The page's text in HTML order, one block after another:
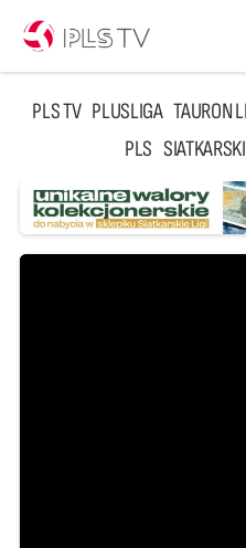
PLS TV PLUSLIGA TAURON
PLS